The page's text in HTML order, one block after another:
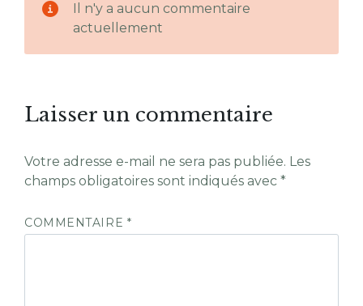
Il n'y a aucun commentaire
actuellement
Laisser un commentaire
Votre adresse e-mail ne sera pas publiée. Les
champs obligatoires sont indiqués avec *
COMMENTAIRE *